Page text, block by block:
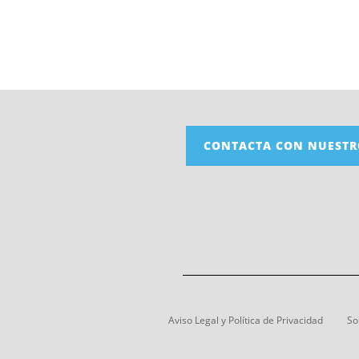
CONTACTA CON
Aviso Legal y Política de Privacidad